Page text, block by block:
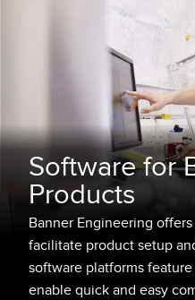
3D 飛行時間
雷達感測器
超音波感測器
光纖放大器
光纖感測器​
整體設備效率 (OEE) ​
桶槽料位監控
機器監控/整體設備效能
為預測和預防性的維護進行狀態
缺料管理、服務或棧板收取
遠端監控
Software for
Products
Banner Engineering
facilitate product setup
software platforms
enable quick and easy